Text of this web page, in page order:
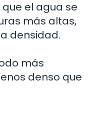
el agua se
más altas,
densidad.
más
denso que